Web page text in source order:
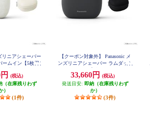
リニアシェーバー
ームイン【5枚刃/
ES-PV6A-W
(税込)
（在庫残りわず
）
(1件)
【クーポン対象外】 Panasonic メ
ンズリニアシェーバー ラムダッシ
お風呂剃り可/マットブラック】 E
S-PV3A-K
33,660円
(税込)
発送目安: 即納（在庫残りわず
か）
(3件)